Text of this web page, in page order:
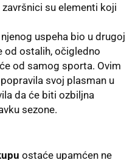
su elementi koji
uspeha bio u drugoj
od ostalih, očigledno
od samog sporta. Ovim
svoj plasman u
da će biti ozbiljna
sezone.
ostaće upamćen ne